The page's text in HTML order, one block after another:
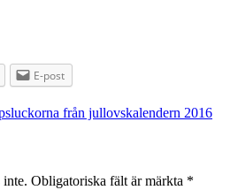
E-post
från jullovskalendern 2016
inte. Obligatoriska fält är märkta *